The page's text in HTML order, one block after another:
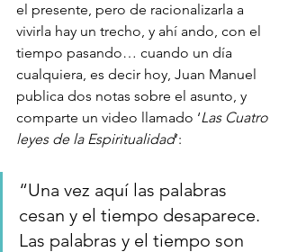
el presente, pero de racionalizarla a
vivirla hay un trecho, y ahí ando, con el
tiempo pasando… cuando un día
cualquiera, es decir hoy, Juan Manuel
publica dos notas sobre el asunto, y
comparte un video llamado ‘Las Cuatro
leyes de la Espiritualidad
“Una vez aquí las palabras
cesan y el tiempo desaparece.
Las palabras y el tiempo son